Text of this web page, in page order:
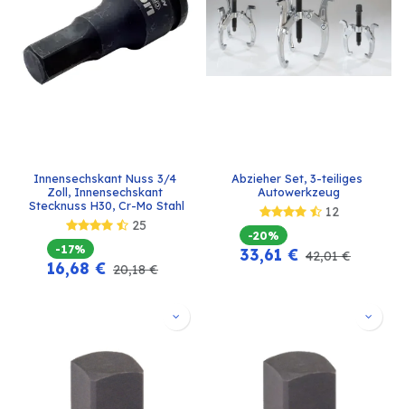
Innensechskant Nuss 3/4
Zoll, Innensechskant
Stecknuss H30, Cr-Mo Stahl
25
-17%
16,68 € 20,18€
Abzieher Set, 3-teiliges
Autowerkzeug
12
-20%
33,61 € 42,01€